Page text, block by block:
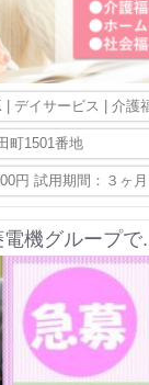
| デイサービス | 介護
町1501番地
円 試用期間：３ヶ月
電機グループで